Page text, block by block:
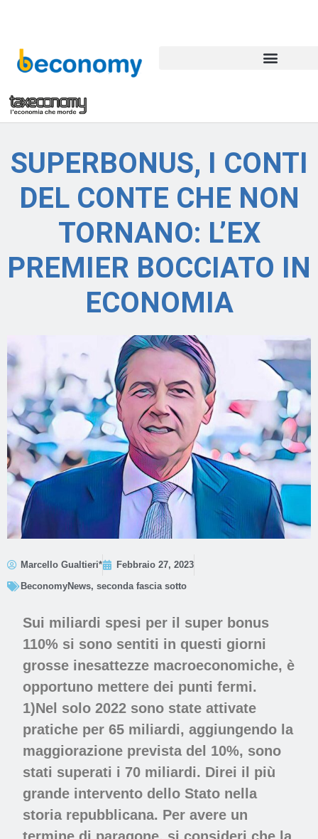
SUPERBONUS, I CONTI
DEL CONTE CHE NON
TORNANO: L’EX
PREMIER BOCCIATO IN
ECONOMIA
Marcello Gualtieri*
Febbraio 27, 2023
BeconomyNews, seconda fascia sotto
Sui miliardi spesi per il super bonus
110% si sono sentiti in questi giorni
grosse inesattezze macroeconomiche, è
opportuno mettere dei punti fermi.
1)Nel solo 2022 sono state attivate
pratiche per 65 miliardi, aggiungendo la
maggiorazione prevista del 10%, sono
stati superati i 70 miliardi. Direi il più
grande intervento dello Stato nella
storia repubblicana. Per avere un